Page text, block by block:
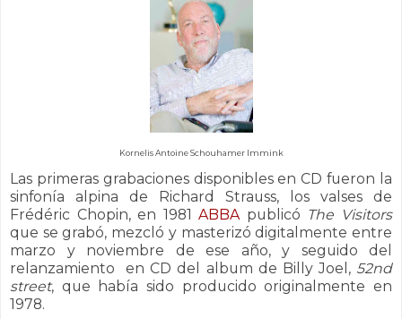
Kornelis Antoine Schouhamer Immink
Las primeras grabaciones disponibles en CD fueron la
sinfonía alpina de Richard Strauss, los valses de
Frédéric Chopin, en 1981ABBApublicó The Visitors
que se grabó, mezcló y masterizó digitalmente entre
marzo y noviembre de ese año, y seguido del
relanzamiento en CD del album de Billy Joel, 52nd
street, que había sido producido originalmente en
1978.